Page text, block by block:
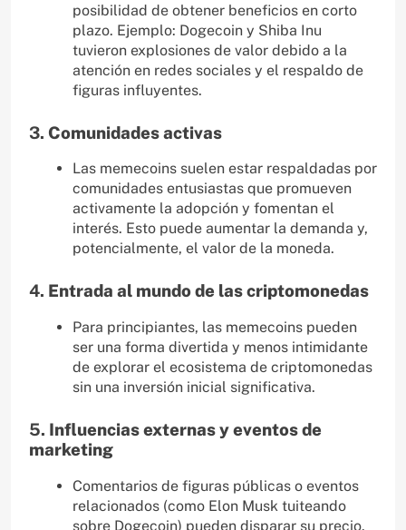
posibilidad de obtener beneficios en corto
plazo. Ejemplo: Dogecoin y Shiba Inu
tuvieron explosiones de valor debido a la
atención en redes sociales y el respaldo de
figuras influyentes.
3. Comunidades activas
Las memecoins suelen estar respaldadas por
comunidades entusiastas que promueven
activamente la adopción y fomentan el
interés. Esto puede aumentar la demanda y,
potencialmente, el valor de la moneda.
4. Entrada al mundo de las criptomonedas
Para principiantes, las memecoins pueden
ser una forma divertida y menos intimidante
de explorar el ecosistema de criptomonedas
sin una inversión inicial significativa.
5. Influencias externas y eventos de
marketing
Comentarios de figuras públicas o eventos
relacionados (como Elon Musk tuiteando
sobre Dogecoin) pueden disparar su precio.